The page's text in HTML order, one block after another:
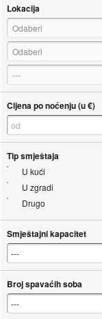
Lokacija
Odaberi
Odaberi
---
Cijena po noćenju (u €)
Tip smještaja
U kući
U zgradi
Drugo
Smještajni kapacitet
Broj spavaćih soba